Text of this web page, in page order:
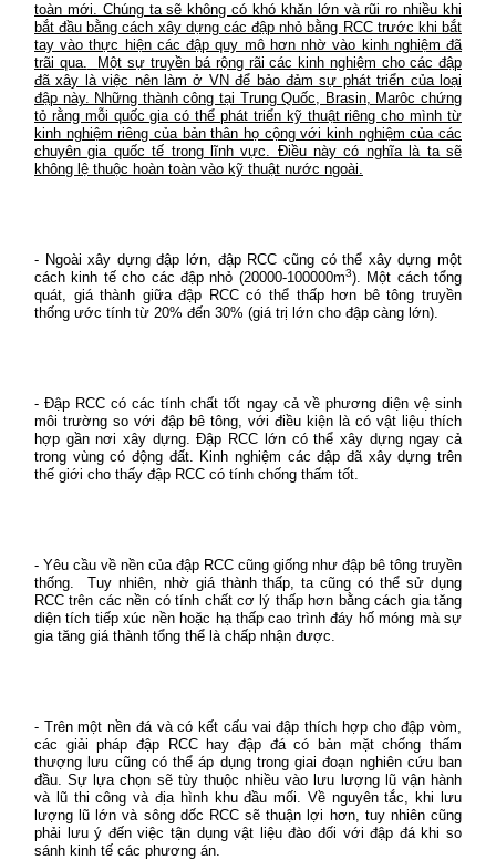
toàn mới. Chúng ta sẽ không có khó khăn lớn và rũi ro nhiều khi
bắt đầu bằng cách xây dựng các đập nhỏ bằng RCC trước khi bắt
tay vào thực hiện các đập quy mô hơn nhờ vào kinh nghiệm đã
trãi qua.
Một sự truyền bá rộng rãi các kinh nghiệm cho các đập
đã xây là việc nên làm ở VN để bảo đảm sự phát triển của loại
đập này. Những thành công tại Trung Quốc, Brasin, Marôc chứng
tỏ rằng mỗi quốc gia có thể phát triển kỹ thuật riêng cho mình từ
kinh nghiệm riêng của bản thân họ cộng với kinh nghiệm của các
chuyên gia quốc tế trong lĩnh vực. Điều này có nghĩa là ta sẽ
không lệ thuộc hoàn toàn vào kỹ thuật nước ngoài.
- Ngoài xây dựng đập lớn, đập RCC cũng có thể xây dựng một
cách kinh tế cho các đập nhỏ (20000-100000m3). Một cách tổng
quát, giá thành giữa đập RCC có thể thấp hơn bê tông truyền
thống ước tính từ 20% đến 30% (giá trị lớn cho đập càng lớn).
- Đập RCC có các tính chất tốt ngay cả về phương diện vệ sinh
môi trường so với đập bê tông, với điều kiện là có vật liệu thích
hợp gần nơi xây dựng. Đập RCC lớn có thể xây dựng ngay cả
trong vùng có động đất. Kinh nghiệm các đập đã xây dựng trên
thế giới cho thấy đập RCC có tính chống thấm tốt.
- Yêu cầu về nền của đập RCC cũng giống như đập bê tông truyền
thống.
Tuy nhiên, nhờ giá thành thấp, ta cũng có thể sử dụng
RCC trên các nền có tính chất cơ lý thấp hơn bằng cách gia tăng
diện tích tiếp xúc nền hoặc hạ thấp cao trình đáy hố móng mà sự
gia tăng giá thành tổng thể là chấp nhận được.
- Trên một nền đá và có kết cấu vai đập thích hợp cho đập vòm,
các giải pháp đập RCC hay đập đá có bản mặt chống thấm
thượng lưu cũng có thể áp dụng trong giai đoạn nghiên cứu ban
đầu. Sự lựa chọn sẽ tùy thuộc nhiều vào lưu lượng lũ vận hành
và lũ thi công và địa hình khu đầu mối. Về nguyên tắc, khi lưu
lượng lũ lớn và sông dốc RCC sẽ thuận lợi hơn, tuy nhiên cũng
phải lưu ý đến việc tận dụng vật liệu đào đối với đập đá khi so
sánh kinh tế các phương án.